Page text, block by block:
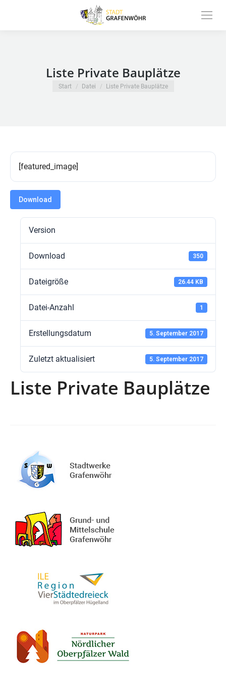
Liste Private Bauplätze
Sie befinden sich hier:
Start Datei Liste Private Bauplätze
[featured_image]
Download
Version
Download 350
Dateigröße 26.44 KB
Datei-Anzahl 1
Erstellungsdatum 5. September 2017
Zuletzt aktualisiert 5. September 2017
Liste Private Bauplätze